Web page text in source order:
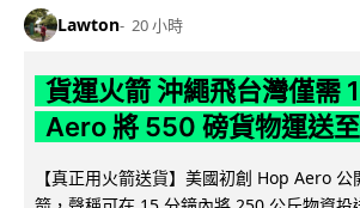
Lawton 20 小時
貨運火箭 沖繩飛台灣僅需
Aero 將 550 磅貨物運送
【真正用火箭送貨】美國初創 Hop Aero